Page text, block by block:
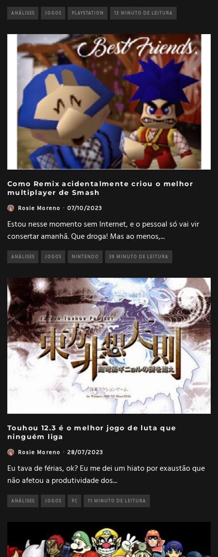
ANÁLISES JOGOS PLAYSTATION 13 MINUTO DE LEITURA
Como Remix acidentalmente criou o melhor
multiplayer de Smash
Rosie Moreno · 07/10/2023
Estou nesse momento sem Internet, e o pessoal só vai vir
consertar amanhã. Que droga! Mas ao menos,...
ANÁLISES JOGOS NINTENDO 39 MINUTO DE LEITURA
Touhou 12.3 é o melhor jogo de luta que
ninguém liga
Rosie Moreno · 28/07/2023
Eu tava de férias, ok? Eu me dei um hiato por exaustão que
não afetou a produtividade dos...
ANÁLISES JOGOS PC 11 MINUTO DE LEITURA